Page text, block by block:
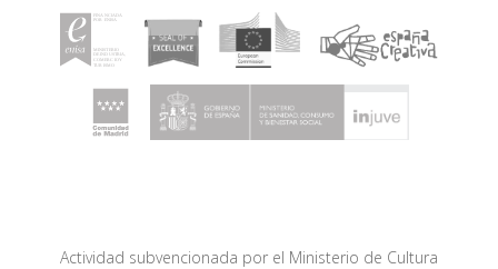
Actividad subvencionada por el Ministerio de Cultura